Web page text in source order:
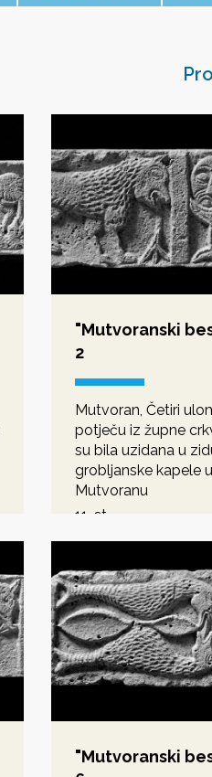
"Mutvoranski
2
Mutvoran, Četiri
potječu iz župne
su bila uzidana u
grobljanske kapele u
Mutvoranu
11. st.
"Mutvoranski